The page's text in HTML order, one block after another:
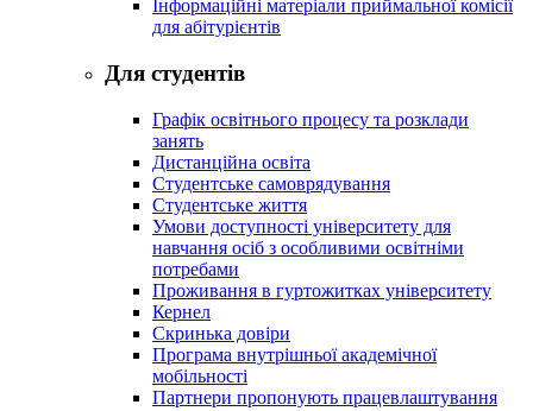
Інформаційні матеріали приймальної комісії
для абітурієнтів
Для студентів
Графік освітнього процесу та розклади
занять
Дистанційна освіта
Студентське самоврядування
Студентське життя
Умови доступності університету для
навчання осіб з особливими освітніми
потребами
Проживання в гуртожитках університету
Кернел
Скринька довіри
Програма внутрішньої академічної
мобільності
Партнери пропонують працевлаштування